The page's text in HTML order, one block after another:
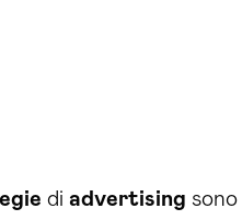
di advertising sono